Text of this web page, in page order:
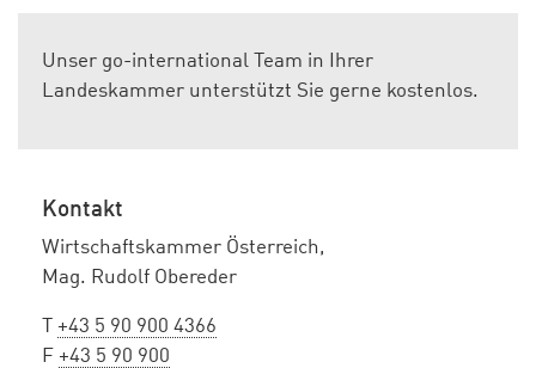
Unser go-international Team in Ihrer
Landeskammer unterstützt Sie gerne kostenlos.
Kontakt
Wirtschaftskammer Österreich,
Mag. Rudolf Obereder
+43 5 90 900 4366
F +43 5 90 900